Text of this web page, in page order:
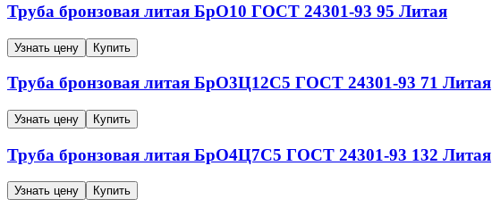
Труба бронзовая литая БрО10 ГОСТ 24301-93 95 Литая
Узнать цену Купить
Труба бронзовая литая БрО3Ц12С5 ГОСТ 24301-93 71 Литая
Узнать цену Купить
Труба бронзовая литая БрО4Ц7С5 ГОСТ 24301-93 132 Литая
Узнать цену Купить